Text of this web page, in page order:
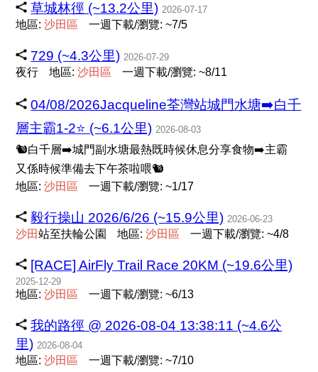
草城林徑 (~13.2公里) 2026-07-17
地區:沙田 區 一週下載/瀏覽: ~7/5
729 (~4.3公里) 2026-07-29
夜行 地區:沙田 區 一週下載/瀏覽: ~8/11
04/08/2026Jacqueline荃灣站城門水塘➡️白千
層主霸1-2⭐ (~6.1公里) 2026-08-03
🐿️白千層➡️城門副水塘最熱既時候休息分享食物➡️主霸
又係時候準備去下午茶啦喂🐿️
地區:沙田 區 一週下載/瀏覽: ~1/17
毅行操山 2026/6/26 (~15.9公里) 2026-06-23
沙田站至扶輪公園 地區:沙田 區 一週下載/瀏覽: ~4/8
[RACE] AirFly Trail Race 20KM (~19.6公里)
2025-12-29
地區:沙田 區 一週下載/瀏覽: ~6/13
我的路徑 @ 2026-08-04 13:38:11 (~4.6公
里) 2026-08-04
地區:沙田 區 一週下載/瀏覽: ~7/10